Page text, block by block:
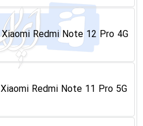
Xiaomi Redmi Note 12 Pro 4G
Xiaomi Redmi Note 11 Pro 5G